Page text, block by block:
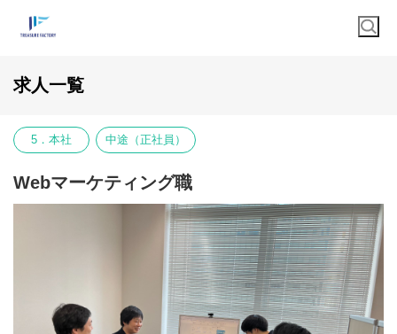
求人一覧
5．本社 中途（正社員）
Webマーケティング職